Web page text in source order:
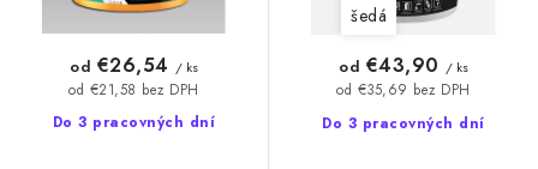
Do 3 pracovných dní
od €21,58 bez DPH
od €26,54 / ks
šedá
Do 3 pracovných dní
od €35,69 bez DPH
od €43,90 / ks